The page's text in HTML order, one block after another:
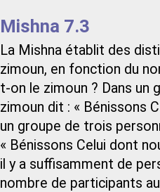
Mishna 7.3
La Mishna établit des
zimoun, en fonction du
t-on le zimoun ? Dans un
zimoun dit : « Bénissons
un groupe de trois
« Bénissons Celui dont
il y a suffisamment de
nombre de participants